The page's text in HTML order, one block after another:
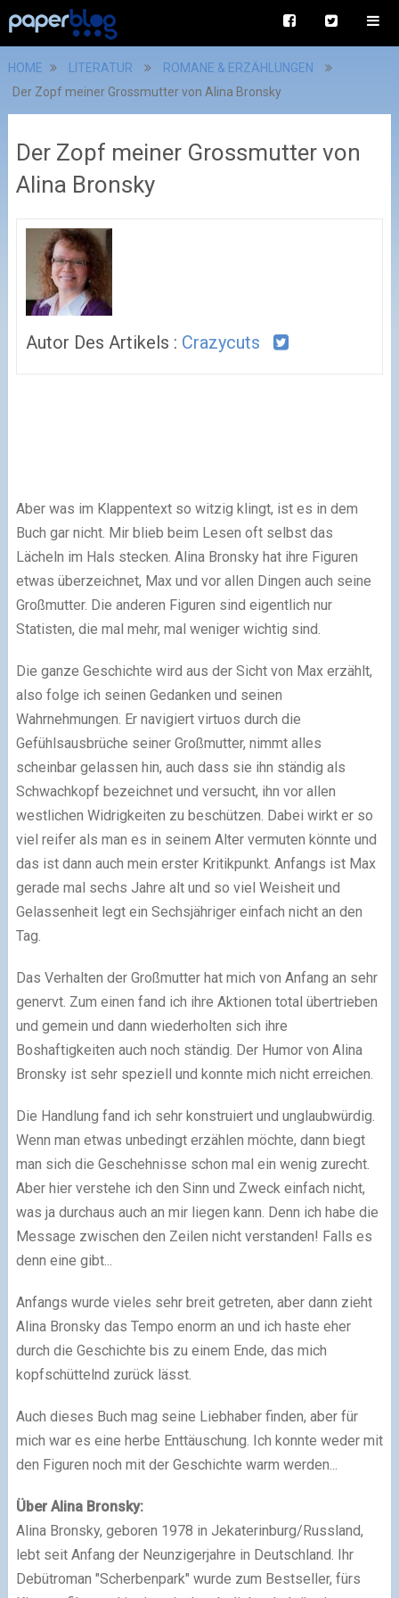
HOME LITERATUR
ROMANE & ERZÄHLUNGEN
Der Zopf meiner Grossmutter von Alina Bronsky
Der Zopf meiner Grossmutter von
Alina Bronsky
Autor Des Artikels : Crazycuts
Aber was im Klappentext so witzig klingt, ist es in dem
Buch gar nicht. Mir blieb beim Lesen oft selbst das
Lächeln im Hals stecken. Alina Bronsky hat ihre Figuren
etwas überzeichnet, Max und vor allen Dingen auch seine
Großmutter. Die anderen Figuren sind eigentlich nur
Statisten, die mal mehr, mal weniger wichtig sind.
Die ganze Geschichte wird aus der Sicht von Max erzählt,
also folge ich seinen Gedanken und seinen
Wahrnehmungen. Er navigiert virtuos durch die
Gefühlsausbrüche seiner Großmutter, nimmt alles
scheinbar gelassen hin, auch dass sie ihn ständig als
Schwachkopf bezeichnet und versucht, ihn vor allen
westlichen Widrigkeiten zu beschützen. Dabei wirkt er so
viel reifer als man es in seinem Alter vermuten könnte und
das ist dann auch mein erster Kritikpunkt. Anfangs ist Max
gerade mal sechs Jahre alt und so viel Weisheit und
Gelassenheit legt ein Sechsjähriger einfach nicht an den
Tag.
Das Verhalten der Großmutter hat mich von Anfang an sehr
genervt. Zum einen fand ich ihre Aktionen total übertrieben
und gemein und dann wiederholten sich ihre
Boshaftigkeiten auch noch ständig. Der Humor von Alina
Bronsky ist sehr speziell und konnte mich nicht erreichen.
Die Handlung fand ich sehr konstruiert und unglaubwürdig.
Wenn man etwas unbedingt erzählen möchte, dann biegt
man sich die Geschehnisse schon mal ein wenig zurecht.
Aber hier verstehe ich den Sinn und Zweck einfach nicht,
was ja durchaus auch an mir liegen kann. Denn ich habe die
Message zwischen den Zeilen nicht verstanden! Falls es
denn eine gibt...
Anfangs wurde vieles sehr breit getreten, aber dann zieht
Alina Bronsky das Tempo enorm an und ich haste eher
durch die Geschichte bis zu einem Ende, das mich
kopfschüttelnd zurück lässt.
Auch dieses Buch mag seine Liebhaber finden, aber für
mich war es eine herbe Enttäuschung. Ich konnte weder mit
den Figuren noch mit der Geschichte warm werden...
Über Alina Bronsky:
Alina Bronsky, geboren 1978 in Jekaterinburg/Russland,
lebt seit Anfang der Neunzigerjahre in Deutschland. Ihr
Debütroman "Scherbenpark" wurde zum Bestseller, fürs